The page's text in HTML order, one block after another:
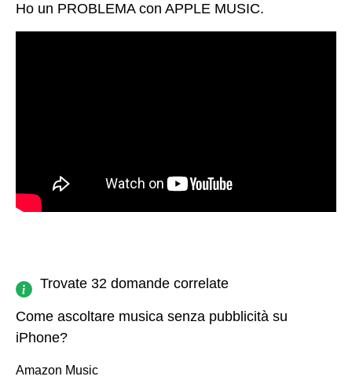
Ho un PROBLEMA con APPLE MUSIC.
Trovate 32 domande correlate
Come ascoltare musica senza pubblicità su
iPhone?
Amazon Music